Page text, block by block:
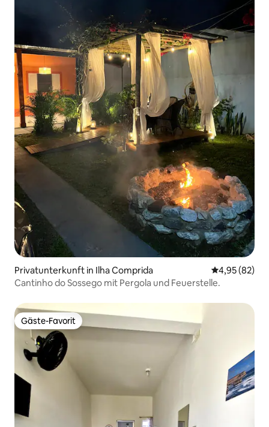
Privatunterkunft in Ilha Comprida
4,95 (82)
Cantinho do Sossego mit Pergola und Feuerstelle.
Gäste-Favorit
Gäste-Favorit